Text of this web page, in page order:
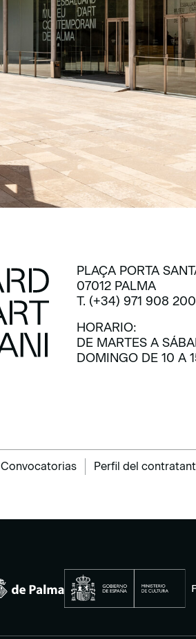
PLAÇA PORTA
07012 PALMA
T. (+34) 971 908 200
HORARIO:
DE MARTES A
DOMINGO DE 10 A
Convocatorias Perfil del